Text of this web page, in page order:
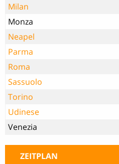
Milan
Monza
Neapel
Parma
Roma
Sassuolo
Torino
Udinese
Venezia
ZEITPLAN